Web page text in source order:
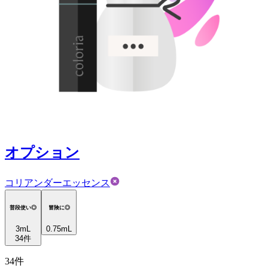
オプション
コリアンダーエッセンス
普段使い◎
3mL
34件
冒険に◎
0.75mL
34件